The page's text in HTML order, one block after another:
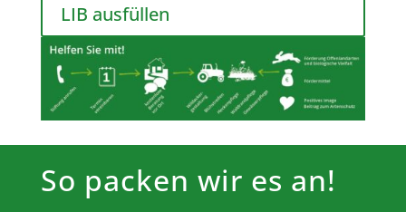
LIB ausfüllen
So packen wir es an!